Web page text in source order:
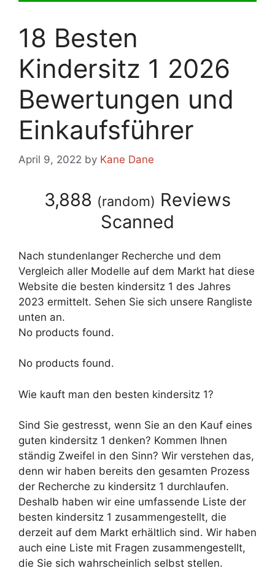
18 Besten
Kindersitz 1 2026
Bewertungen und
Einkaufsführer
April 9, 2022 by Kane Dane
3,888 (random) Reviews
Scanned
Nach stundenlanger Recherche und dem
Vergleich aller Modelle auf dem Markt hat diese
Website die besten kindersitz 1 des Jahres
2023 ermittelt. Sehen Sie sich unsere Rangliste
unten an.
No products found.
No products found.
Wie kauft man den besten kindersitz 1?
Sind Sie gestresst, wenn Sie an den Kauf eines
guten kindersitz 1 denken? Kommen Ihnen
ständig Zweifel in den Sinn? Wir verstehen das,
denn wir haben bereits den gesamten Prozess
der Recherche zu kindersitz 1 durchlaufen.
Deshalb haben wir eine umfassende Liste der
besten kindersitz 1 zusammengestellt, die
derzeit auf dem Markt erhältlich sind. Wir haben
auch eine Liste mit Fragen zusammengestellt,
die Sie sich wahrscheinlich selbst stellen.